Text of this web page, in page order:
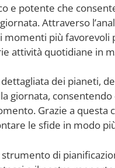
e potente che
Attraverso
momenti più
attività quotidiane in
dei pianeti,
giornata,
Grazie a questa
le sfide in modo
di